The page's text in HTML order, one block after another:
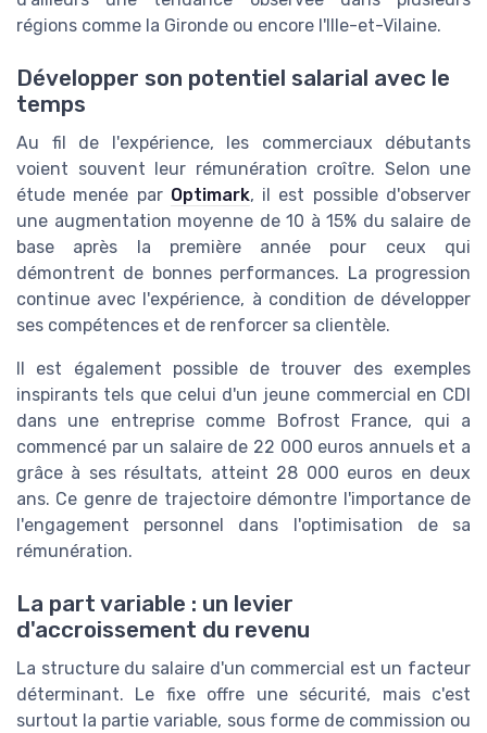
régions comme la Gironde ou encore l'Ille-et-Vilaine.
Développer son potentiel salarial avec le
temps
Au fil de l'expérience, les commerciaux débutants
voient souvent leur rémunération croître. Selon une
étude menée par Optimark, il est possible d'observer
une augmentation moyenne de 10 à 15% du salaire de
base après la première année pour ceux qui
démontrent de bonnes performances. La progression
continue avec l'expérience, à condition de développer
ses compétences et de renforcer sa clientèle.
Il est également possible de trouver des exemples
inspirants tels que celui d'un jeune commercial en CDI
dans une entreprise comme Bofrost France, qui a
commencé par un salaire de 22 000 euros annuels et a
grâce à ses résultats, atteint 28 000 euros en deux
ans. Ce genre de trajectoire démontre l'importance de
l'engagement personnel dans l'optimisation de sa
rémunération.
La part variable : un levier
d'accroissement du revenu
La structure du salaire d'un commercial est un facteur
déterminant. Le fixe offre une sécurité, mais c'est
surtout la partie variable, sous forme de commission ou